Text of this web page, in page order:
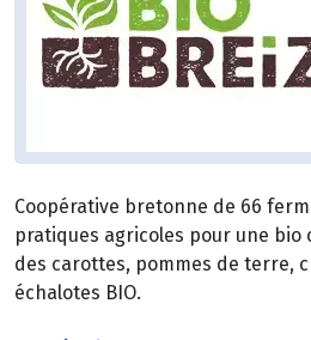
Coopérative bretonne de 66
pratiques agricoles pour une
des carottes, pommes de terre,
échalotes BIO.